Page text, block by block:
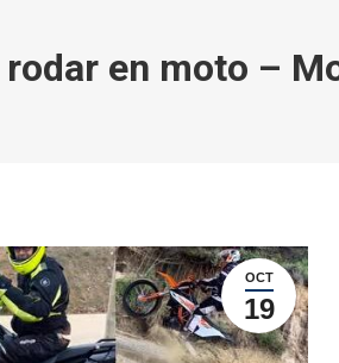
en moto –
OCT
19